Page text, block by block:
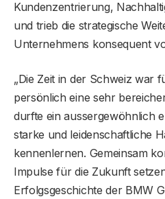
Kundenzentrierung,
und trieb die strategische
Unternehmens konsequent
„Die Zeit in der Schweiz war
persönlich eine sehr
durfte ein aussergewöhnlich
starke und leidenschaftliche
kennenlernen. Gemeinsam
Impulse für die Zukunft
Erfolgsgeschichte der BMW